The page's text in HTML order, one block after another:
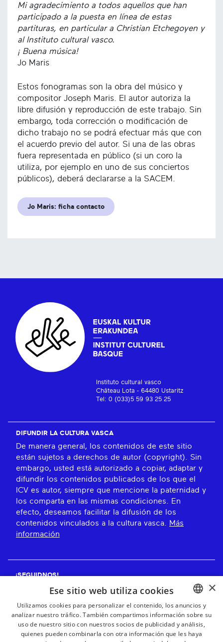
Mi agradecimiento a todos aquellos que han
participado a la puesta en línea de estas
partituras, en particular a Christian Etchegoyen y
al Instituto cultural vasco.
¡ Buena música!
Jo Maris
Estos fonogramas son la obra del músico y
compositor Joseph Maris. El autor autoriza la
libre difusión y reproducción de este trabajo. Sin
embargo, toda corrección o modificación de
dicho trabajo no se podrá efectuar más que con
el acuerdo previo del autor. Si una de las obras
fuera representada en público (si un coro la
utiliza, por ejemplo en uno de sus conciertos
públicos), deberá declararse a la SACEM.
Jo Maris: ficha contacto
Instituto cultural vasco
Château Lota - 64480 Ustaritz
Tel: 0 (033)5 59 93 25 25
DIFUNDIR LA CULTURA VASCA
De manera general, los contenidos de este sitio
están sujetos a derechos de autor (copyright). Sin
embargo, usted está autorizado a copiar, adaptar y
difundir los contenidos publicados de los que el
ICV es autor, siempre que mencione la paternidad y
los comparta en las mismas condiciones. En
efecto, deseamos facilitar la difusión de los
contenidos vinculados a la cultura vasca. Más
información
¡SEGUIDNOS!
¡RECIBE NUESTROS BOLETINES!
BASQUE
FRENCH
×
Ese sitio web utiliza cookies
Utilizamos cookies para personalizar el contenido, los anuncios y
analizar nuestro tráfico. También compartimos información sobre su
uso de nuestro sitio con nuestros socios de publicidad y análisis,
quienes pueden combinarla con otra información que les haya